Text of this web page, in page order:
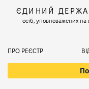
ЄДИНИЙ
осіб, уповноважених
ПРО РЕЄСТР